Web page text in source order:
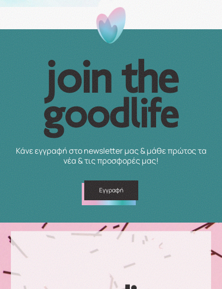
Κάνε εγγραφή στο newsletter μας & μάθε πρώτος τα
νέα & τις προσφορές μας!
Εγγραφή